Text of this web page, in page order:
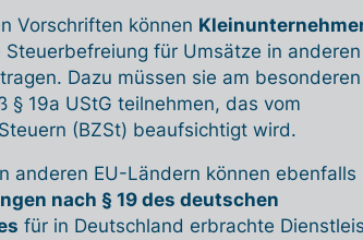
Vorschriften können
Steuerbefreiung für Umsätze in anderen
Dazu müssen sie am besonderen
§ 19a UStG teilnehmen, das vom
(BZSt) beaufsichtigt wird.
anderen EU-Ländern können ebenfalls
nach § 19 des deutschen
für in Deutschland erbrachte